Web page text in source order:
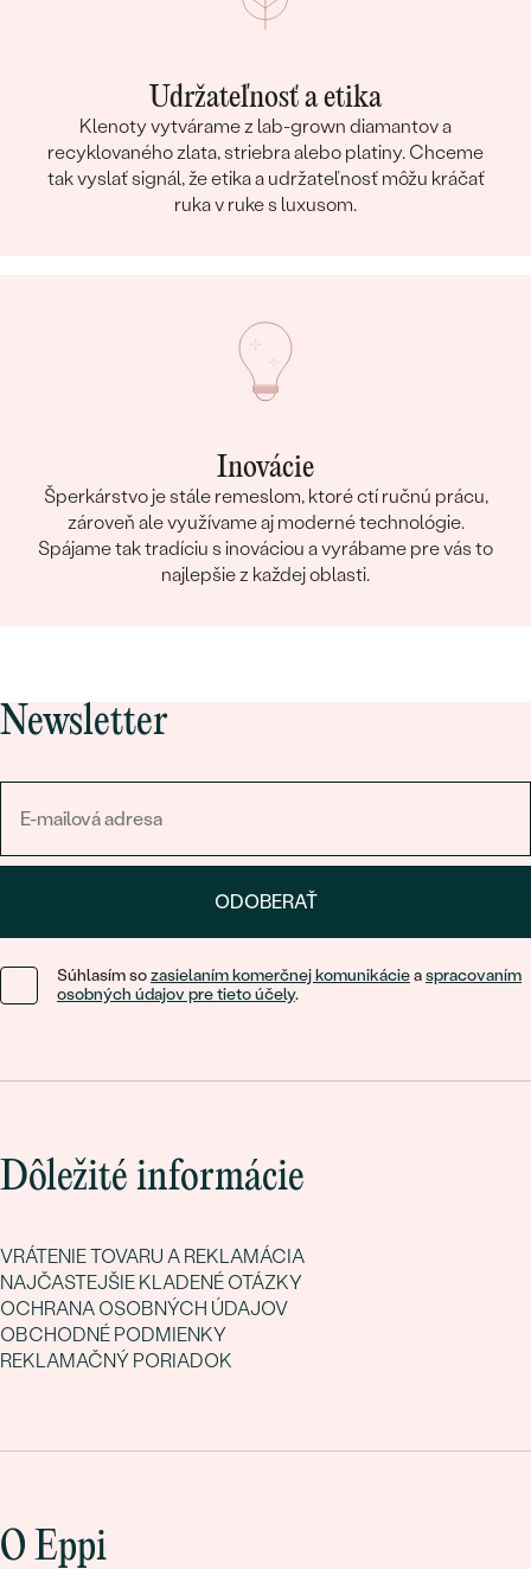
Udržateľnosť a etika
Klenoty vytvárame z lab-grown diamantov a
recyklovaného zlata, striebra alebo platiny. Chceme
tak vyslať signál, že etika a udržateľnosť môžu kráčať
ruka v ruke s luxusom.
Inovácie
Šperkárstvo je stále remeslom, ktoré ctí ručnú prácu,
zároveň ale využívame aj moderné technológie.
Spájame tak tradíciu s inováciou a vyrábame pre vás to
najlepšie z každej oblasti.
Newsletter
ODOBERAŤ
Súhlasím sozasielaním komerčnej komunikácieaspracovaním
osobných údajov pre tieto účely.
Dôležité informácie
VRÁTENIE TOVARU A REKLAMÁCIA
NAJČASTEJŠIE KLADENÉ OTÁZKY
OCHRANA OSOBNÝCH ÚDAJOV
OBCHODNÉ PODMIENKY
REKLAMAČNÝ PORIADOK
O Eppi